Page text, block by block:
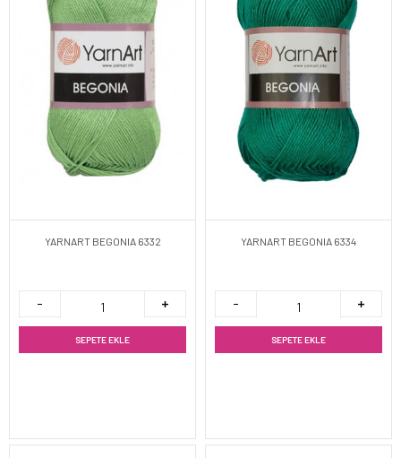
YARNART BEGONIA 6332
SEPETE EKLE
YARNART BEGONIA 6334
SEPETE EKLE